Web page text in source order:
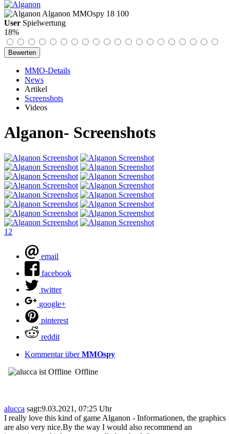
Alganon MMOspy 18 100
User Spielwertung
18%
MMO-Details
News
Artikel
Screenshots
Videos
Alganon- Screenshots
1 2
email
facebook
twitter
google+
pinterest
reddit
Kommentar überMMOspy
Offline
alucca sagt:9.03.2021, 07:25 Uhr
I really love this kind of game Alganon - Informationen, the graphics
are also very nice.By the way I would also recommend an